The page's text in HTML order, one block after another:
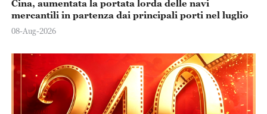
Cina, aumentata la portata lorda delle navi
mercantili in partenza dai principali porti nel luglio
08-Aug-2026